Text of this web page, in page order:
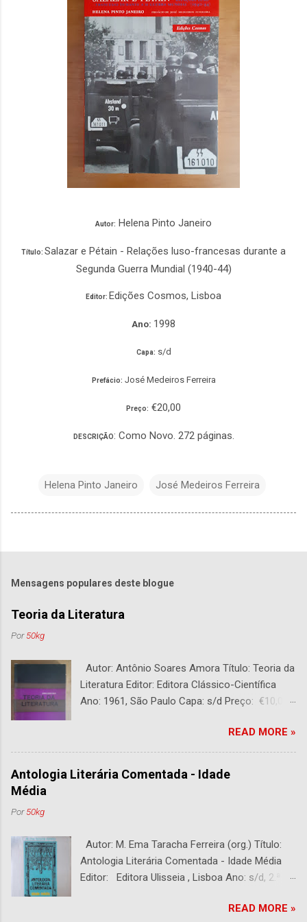
Autor: Helena Pinto Janeiro
Título: Salazar e Pétain - Relações luso-francesas durante a
Segunda Guerra Mundial (1940-44)
Editor: Edições Cosmos, Lisboa
Ano: 1998
Capa: s/d
Prefácio: José Medeiros Ferreira
Preço: €20,00
DESCRIÇÃO: Como Novo. 272 páginas.
Helena Pinto Janeiro José Medeiros Ferreira
Mensagens populares deste blogue
Teoria da Literatura
Por50kg
Autor: Antônio Soares Amora Título: Teoria da
Literatura Editor: Editora Clássico-Científica
Ano: 1961, São Paulo Capa: s/d Preço: €10,00
READ MORE »
Antologia Literária Comentada - Idade
Média
Por50kg
Autor: M. Ema Taracha Ferreira (org.) Título:
Antologia Literária Comentada - Idade Média
Editor: Editora Ulisseia , Lisboa Ano: s/d, 2.ª
Com alguns sublinhados a lapiseira. Usado.
READ MORE »